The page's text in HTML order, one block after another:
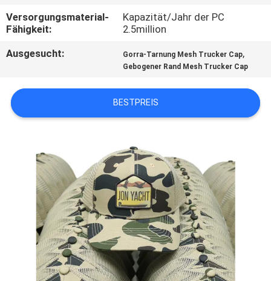
NACHRICHTEN
FÄLLE
SITEMAP
POLICY
Versorgungsmaterial-
Fähigkeit:
Kapazität/Jahr der PC
2.5million
Ausgesucht:
Gorra-Tarnung Mesh Trucker Cap,
Gebogener Rand Mesh Trucker Cap
BESTPREIS